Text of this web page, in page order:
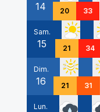
14 20 33
Sam.
15 21 34
Dim.
16 21 31
Lun.